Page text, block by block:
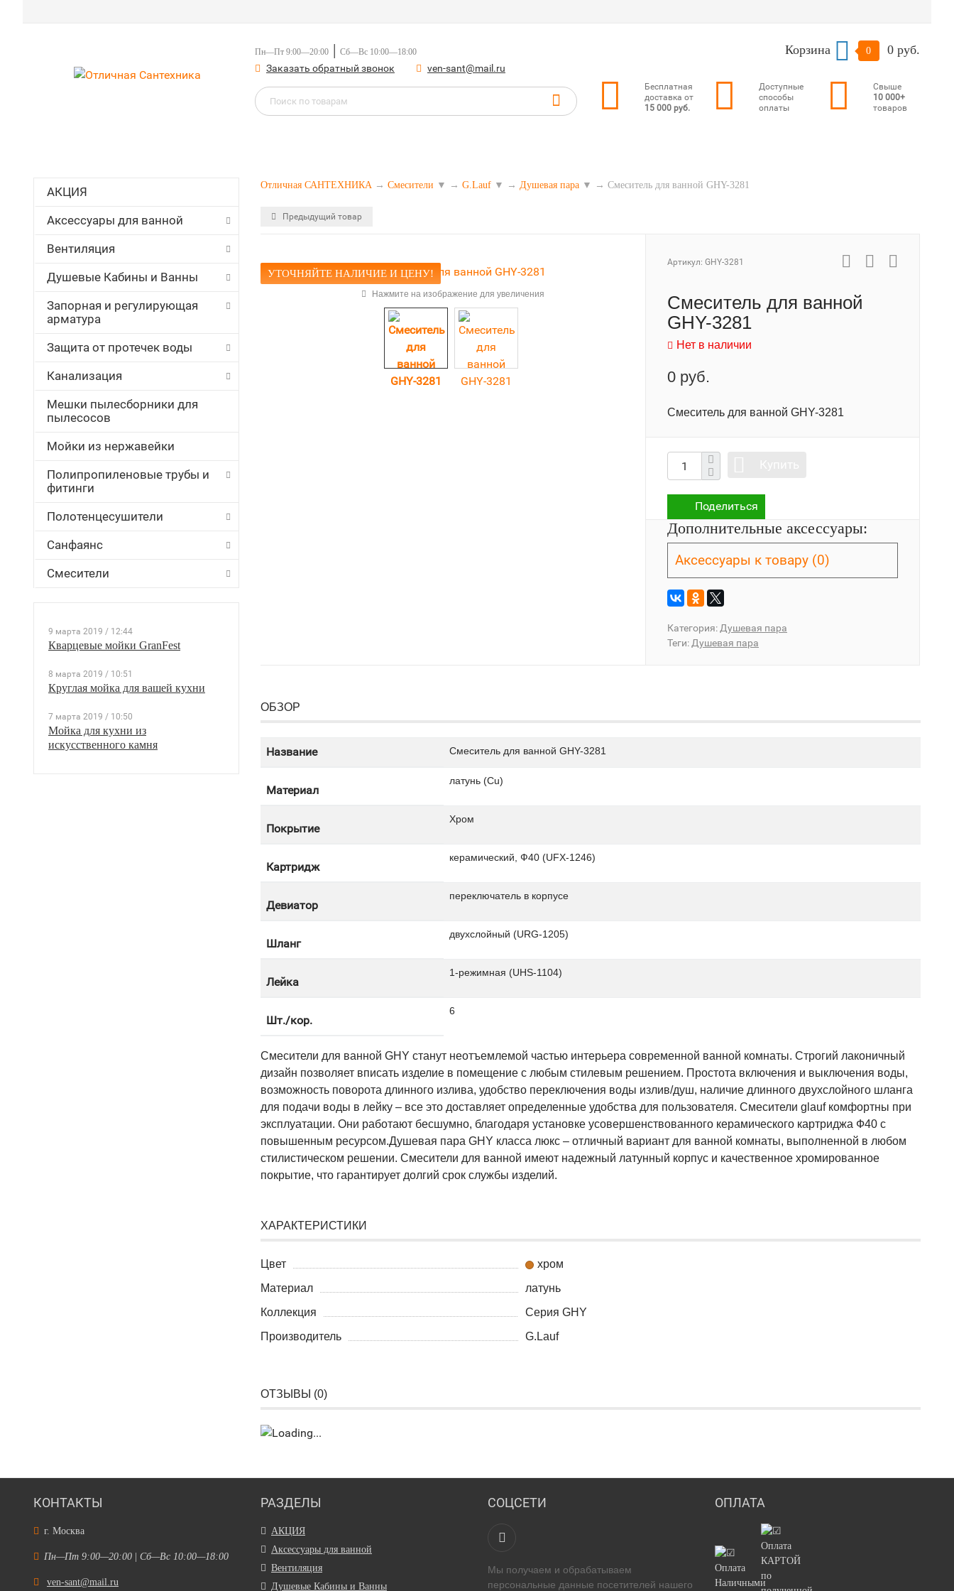
Пн—Пт 9:00—20:00 | Сб—Вс 10:00—18:00
Заказать обратный звонок ven-sant@mail.ru
Корзина 0 0 руб.
Бесплатная
доставка от
15 000 руб.
Доступные
способы
оплаты
Свыше
10 000+
товаров
АКЦИЯ
Аксессуары для ванной
Вентиляция
Душевые Кабины и Ванны
Запорная и регулирующая
арматура
Защита от протечек воды
Канализация
Мешки пылесборники для
пылесосов
Мойки из нержавейки
Полипропиленовые трубы и
фитинги
Полотенцесушители
Санфаянс
Смесители
9 марта 2019 / 12:44
Кварцевые мойки GranFest
8 марта 2019 / 10:51
Круглая мойка для вашей кухни
7 марта 2019 / 10:50
Мойка для кухни из
искусственного камня
Отличная САНТЕХНИКА → Смесители ▼ → G.Lauf ▼ → Душевая пара ▼ → Смеситель для ванной GHY-3281
Предыдущий товар
УТОЧНЯЙТЕ НАЛИЧИЕ И ЦЕНУ!
Нажмите на изображение для увеличения
Артикул: GHY-3281
Смеситель для ванной
GHY-3281
Нет в наличии
0 руб.
Смеситель для ванной GHY-3281
Поделиться
Дополнительные аксессуары:
Аксессуары к товару (0)
Категория: Душевая пара
Теги: Душевая пара
ОБЗОР
Название Смеситель для ванной GHY-3281
Материал
латунь (Cu)
Покрытие
Хром
Картридж
керамический, Ф40 (UFX-1246)
Девиатор
переключатель в корпусе
Шланг
двухслойный (URG-1205)
Лейка
1-режимная (UHS-1104)
Шт./кор.
6
Смесители для ванной GHY станут неотъемлемой частью интерьера современной ванной комнаты. Строгий лаконичный
дизайн позволяет вписать изделие в помещение с любым стилевым решением. Простота включения и выключения воды,
возможность поворота длинного излива, удобство переключения воды излив/душ, наличие длинного двухслойного шланга
для подачи воды в лейку – все это доставляет определенные удобства для пользователя. Смесители glauf комфортны при
эксплуатации. Они работают бесшумно, благодаря установке усовершенствованного керамического картриджа Ф40 с
повышенным ресурсом.Душевая пара GHY класса люкс – отличный вариант для ванной комнаты, выполненной в любом
стилистическом решении. Смесители для ванной имеют надежный латунный корпус и качественное хромированное
покрытие, что гарантирует долгий срок службы изделий.
ХАРАКТЕРИСТИКИ
Цвет
хром
Материал
латунь
Коллекция
Серия GHY
Производитель
G.Lauf
ОТЗЫВЫ (0)
КОНТАКТЫ
г. Москва
Пн—Пт 9:00—20:00 Сб—Вс 10:00—18:00
ven-sant@mail.ru
РАЗДЕЛЫ
АКЦИЯ
Аксессуары для ванной
Вентиляция
Душевые Кабины и Ванны
СОЦСЕТИ
Мы получаем и обрабатываем
персональные данные посетителей нашего
ОПЛАТА